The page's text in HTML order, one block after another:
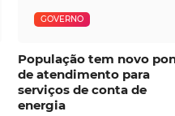
GOVERNO
População tem novo
de atendimento para
serviços de conta de
energia